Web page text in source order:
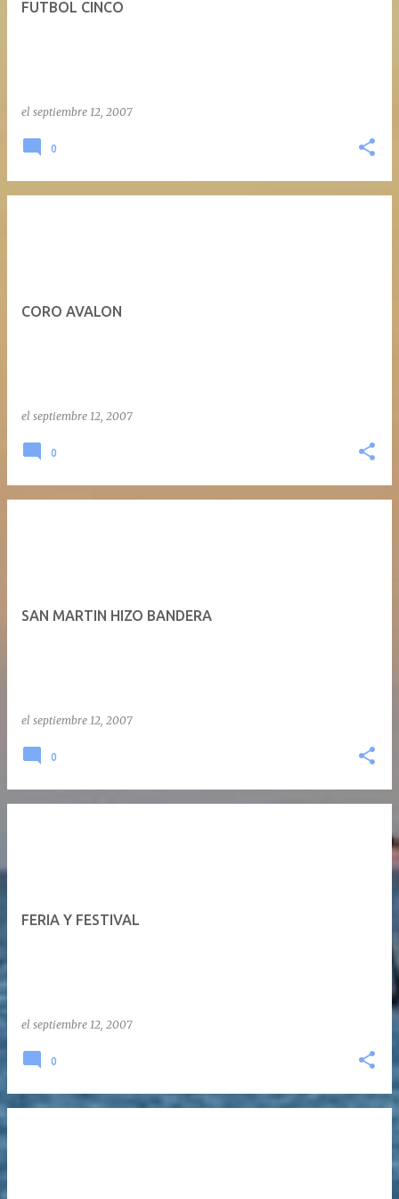
FUTBOL CINCO
el septiembre 12, 2007
0
CORO AVALON
el septiembre 12, 2007
0
SAN MARTIN HIZO BANDERA
el septiembre 12, 2007
0
FERIA Y FESTIVAL
el septiembre 12, 2007
0